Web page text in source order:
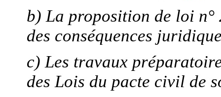
b) La proposition de loi
des conséquences
c) Les travaux
des Lois du pacte civil de